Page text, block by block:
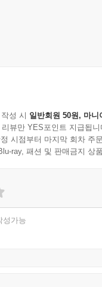
성 시 일반회원 50원, 마니
뷰만 YES포인트 지급됩니
시점부터 마지막 회차 주
ray, 패션 및 판매금지 상
성가능